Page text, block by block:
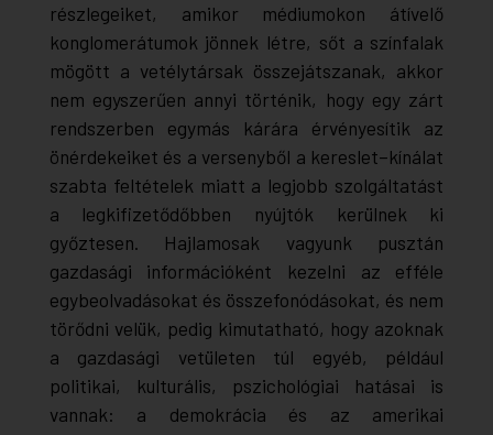
részlegeiket, amikor médiumokon átívelő
konglomerátumok jönnek létre, sőt a színfalak
mögött a vetélytársak összejátszanak, akkor
nem egyszerűen annyi történik, hogy egy zárt
rendszerben egymás kárára érvényesítik az
önérdekeiket és a versenyből a kereslet–kínálat
szabta feltételek miatt a legjobb szolgáltatást
a legkifizetődőbben nyújtók kerülnek ki
győztesen. Hajlamosak vagyunk pusztán
gazdasági információként kezelni az efféle
egybeolvadásokat és összefonódásokat, és nem
törődni velük, pedig kimutatható, hogy azoknak
a gazdasági vetületen túl egyéb, például
politikai, kulturális, pszichológiai hatásai is
vannak: a demokrácia és az amerikai